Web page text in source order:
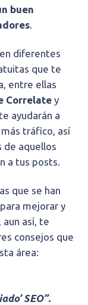
buen
.
diferentes
que te
entre ellas
Correlate y
ayudarán a
tráfico, así
de aquellos
a tus posts.
que se han
mejorar y
aun así, te
consejos que
área:
SEO”.